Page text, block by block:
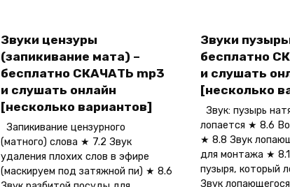
Звуки цензуры
(запикивание мата) –
бесплатно СКАЧАТЬ mp3
и слушать онлайн
[несколько вариантов]
Запикивание цензурного
(матного) слова ★ 7.2 Звук
удаления плохих слов в эфире
(маскируем под затяжной пи) ★ 8.6
Звуки
бесплатно
и слушать
[несколько
Звук: пузырь
лопается ★ 8.6
★ 8.8 Звук
для монтажа ★
пузыря, который
Звук